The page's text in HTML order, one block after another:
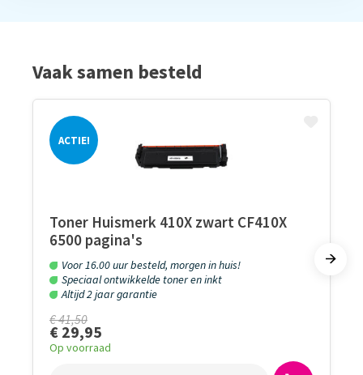
Vaak samen besteld
ACTIE!
Toner Huismerk 410X zwart CF410X
6500 pagina's
Voor 16.00 uur besteld, morgen in huis!
Speciaal ontwikkelde toner en inkt
Altijd 2 jaar garantie
€ 41,50
€ 29,95
Op voorraad